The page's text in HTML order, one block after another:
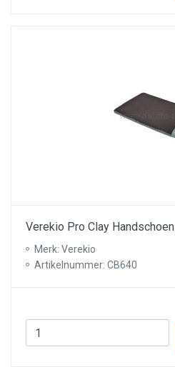
Verekio Pro Clay Handschoen
Merk: Verekio
Artikelnummer: CB640